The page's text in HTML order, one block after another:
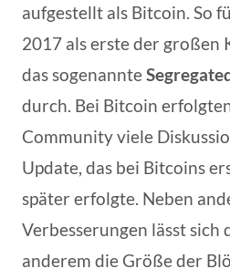
aufgestellt als Bitcoin. So
2017 als erste der großen
das sogenannte
durch. Bei Bitcoin
Community viele
Update, das bei Bitcoins
später erfolgte. Neben
Verbesserungen lässt sich
anderem die Größe der